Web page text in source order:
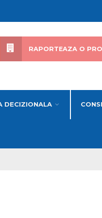
DECIZIONALA
RAPORTEAZA O